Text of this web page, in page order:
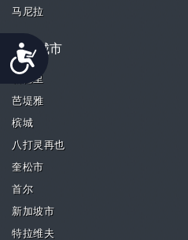
Accessibility
马尼拉
精选城市
新德里
芭堤雅
槟城
八打灵再也
奎松市
首尔
新加坡市
特拉维夫